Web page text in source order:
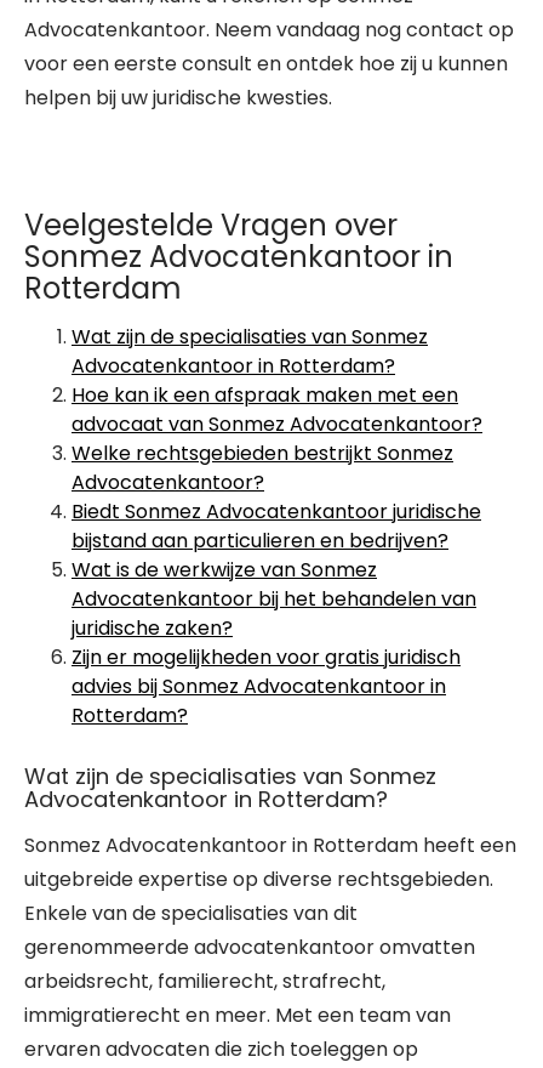
Advocatenkantoor. Neem vandaag nog contact op
voor een eerste consult en ontdek hoe zij u kunnen
helpen bij uw juridische kwesties.
Veelgestelde Vragen over
Sonmez Advocatenkantoor in
Rotterdam
Wat zijn de specialisaties van Sonmez
Advocatenkantoor in Rotterdam?
Hoe kan ik een afspraak maken met een
advocaat van Sonmez Advocatenkantoor?
Welke rechtsgebieden bestrijkt Sonmez
Advocatenkantoor?
Biedt Sonmez Advocatenkantoor juridische
bijstand aan particulieren en bedrijven?
Wat is de werkwijze van Sonmez
Advocatenkantoor bij het behandelen van
juridische zaken?
Zijn er mogelijkheden voor gratis juridisch
advies bij Sonmez Advocatenkantoor in
Rotterdam?
Wat zijn de specialisaties van Sonmez
Advocatenkantoor in Rotterdam?
Sonmez Advocatenkantoor in Rotterdam heeft een
uitgebreide expertise op diverse rechtsgebieden.
Enkele van de specialisaties van dit
gerenommeerde advocatenkantoor omvatten
arbeidsrecht, familierecht, strafrecht,
immigratierecht en meer. Met een team van
ervaren advocaten die zich toeleggen op